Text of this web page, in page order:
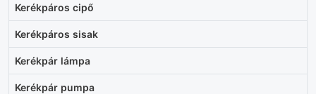
Kerékpáros cipő
Kerékpáros sisak
Kerékpár lámpa
Kerékpár pumpa